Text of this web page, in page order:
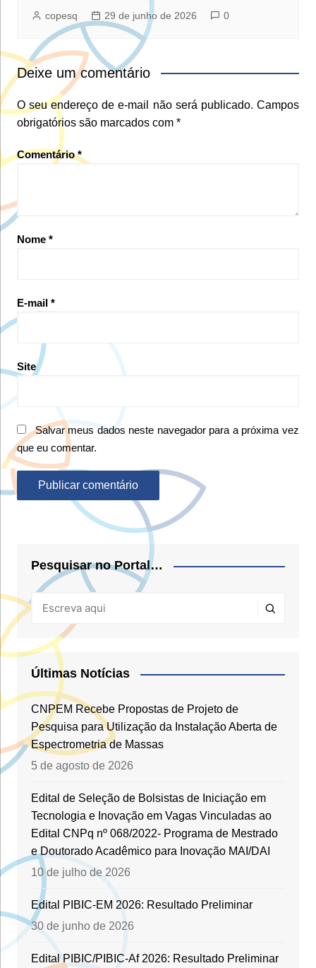
copesq 29 de junho de 2026 0
Deixe um comentário
O seu endereço de e-mail não será publicado. Campos
obrigatórios são marcados com *
Comentário*
Nome *
E-mail *
Site
Salvar meus dados neste navegador para a próxima vez
que eu comentar.
Pesquisar no Portal…
Últimas Notícias
CNPEM Recebe Propostas de Projeto de
Pesquisa para Utilização da Instalação Aberta de
Espectrometria de Massas
5 de agosto de 2026
Edital de Seleção de Bolsistas de Iniciação em
Tecnologia e Inovação em Vagas Vinculadas ao
Edital CNPq nº 068/2022- Programa de Mestrado
e Doutorado Acadêmico para Inovação MAI/DAI
10 de julho de 2026
Edital PIBIC-EM 2026: Resultado Preliminar
30 de junho de 2026
Edital PIBIC/PIBIC-Af 2026: Resultado Preliminar